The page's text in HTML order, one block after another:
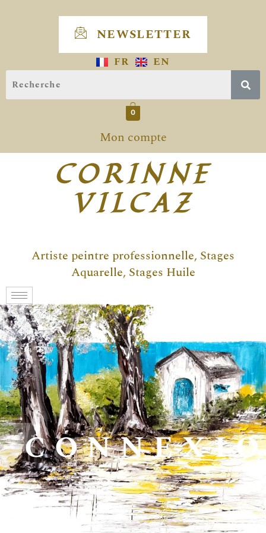
NEWSLETTER
FR EN
0
Mon compte
CORINNE
VILCAZ
Artiste peintre professionnelle, Stages
Aquarelle, Stages Huile